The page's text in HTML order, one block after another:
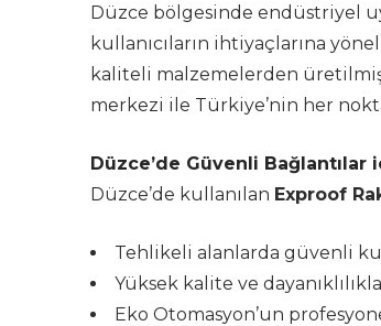
Düzce bölgesinde endüstriyel
kullanıcıların ihtiyaçlarına
kaliteli malzemelerden
merkezi ile Türkiye’nin her
Düzce’de Güvenli
Düzce’de kullanılan Exproof
Tehlikeli alanlarda güvenli
Yüksek kalite ve
Eko Otomasyon’un